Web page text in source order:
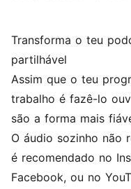
Transforma o teu
partilhável
Assim que o teu
trabalho é fazê-lo
são a forma mais
O áudio sozinho não
é recomendado no
Facebook, ou no